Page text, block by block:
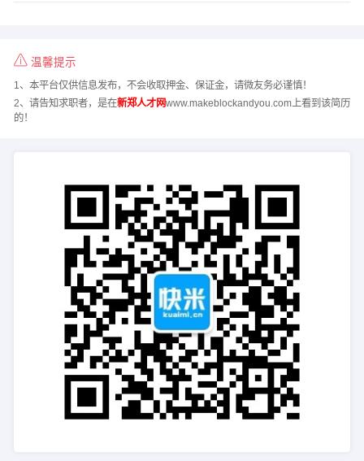
温馨提示
1、本平台仅供信息发布，不会收取押金、保证金，请微友务必谨慎！
2、请告知求职者，是在新郑人才网www.makeblockandyou.com上看到该简历
的！